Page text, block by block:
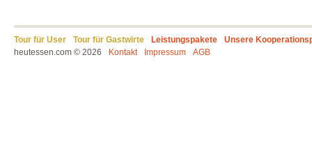
Tour für User Tour für Gastwirte Leistungspakete
Unsere
heutessen.com © 2026
Kontakt Impressum AGB